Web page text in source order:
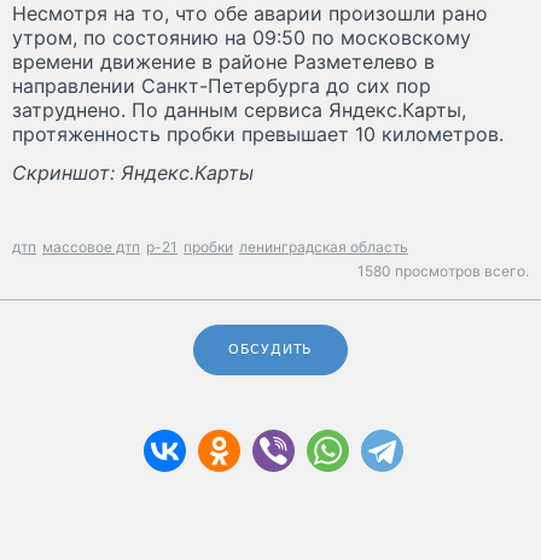
Несмотря на то, что обе аварии произошли рано
утром, по состоянию на 09:50 по московскому
времени движение в районе Разметелево в
направлении Санкт-Петербурга до сих пор
затруднено. По данным сервиса Яндекс.Карты,
протяженность пробки превышает 10 километров.
Скриншот: Яндекс.Карты
дтп массовое дтп р-21 пробки ленинградская область
1580 просмотров всего.
ОБСУДИТЬ